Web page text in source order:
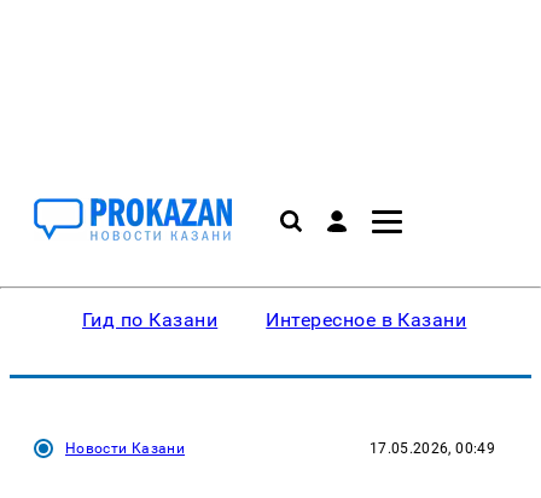
Гид по Казани Интересное в Казани
Новости Казани 17.05.2026, 00:49